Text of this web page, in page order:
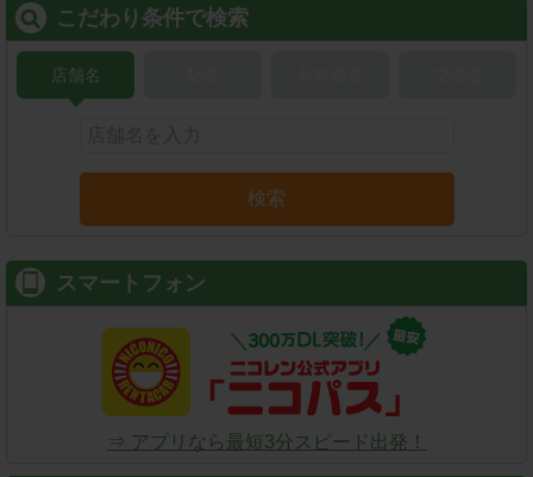
こだわり条件で検索
店舗名
検索
スマートフォン
⇒ アプリなら最短3分スピード出発！